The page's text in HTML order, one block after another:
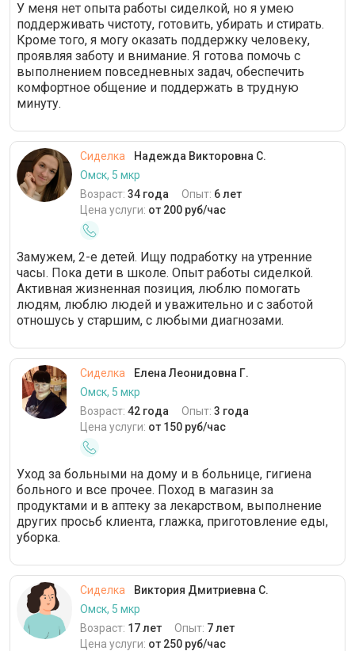
У меня нет опыта работы сиделкой, но я умею
поддерживать чистоту, готовить, убирать и стирать.
Кроме того, я могу оказать поддержку человеку,
проявляя заботу и внимание. Я готова помочь с
выполнением повседневных задач, обеспечить
комфортное общение и поддержать в трудную
минуту.
Сиделка
Надежда Викторовна С.
Омск, 5 мкр
Возраст: 34 года Опыт: 6 лет
Цена услуги: от 200 руб/час
Замужем, 2-е детей. Ищу подработку на утренние
часы. Пока дети в школе. Опыт работы сиделкой.
Активная жизненная позиция, люблю помогать
людям, люблю людей и уважительно и с заботой
отношусь у старшим, с любыми диагнозами.
Сиделка
Елена Леонидовна Г.
Омск, 5 мкр
Возраст: 42 года Опыт: 3 года
Цена услуги: от 150 руб/час
Уход за больными на дому и в больнице, гигиена
больного и все прочее. Поход в магазин за
продуктами и в аптеку за лекарством, выполнение
других просьб клиента, глажка, приготовление еды,
уборка.
Сиделка
Виктория Дмитриевна С.
Омск, 5 мкр
Возраст: 17 лет Опыт: 7 лет
Цена услуги: от 250 руб/час